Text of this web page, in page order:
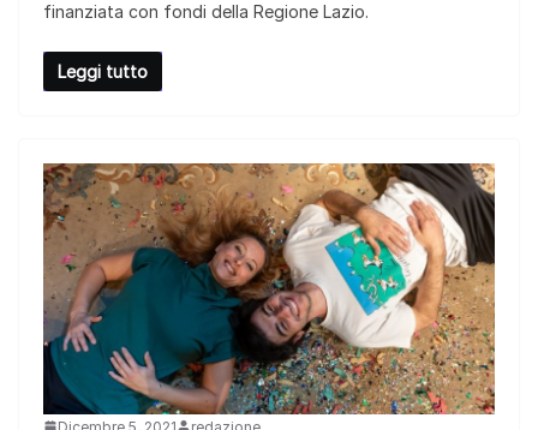
finanziata con fondi della Regione Lazio.
Leggi tutto